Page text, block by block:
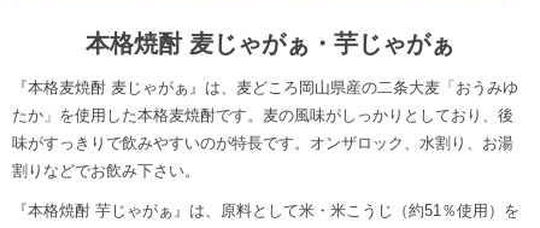
本格焼酎 麦じゃがぁ・芋じゃがぁ
『本格麦焼酎 麦じゃがぁ』は、麦どころ岡山県産の二条大麦「おうみゆ
たか」を使用した本格麦焼酎です。麦の風味がしっかりとしており、後
味がすっきりで飲みやすいのが特長です。オンザロック、水割り、お湯
割りなどでお飲み下さい。
『本格焼酎 芋じゃがぁ』は、原料として米・米こうじ（約51％使用）を